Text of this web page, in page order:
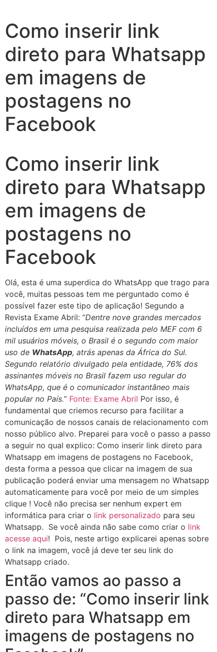
Como inserir link
direto para Whatsapp
em imagens de
postagens no
Facebook
Como inserir link
direto para Whatsapp
em imagens de
postagens no
Facebook
Olá, esta é uma superdica do WhatsApp que trago para
você, muitas pessoas tem me perguntado como é
possível fazer este tipo de aplicação! Segundo a
Revista Exame Abril: “Dentre nove grandes mercados
incluídos em uma pesquisa realizada pelo MEF com 6
mil usuários móveis, o Brasil é o segundo com maior
uso de WhatsApp, atrás apenas da África do Sul.
Segundo relatório divulgado pela entidade, 76% dos
assinantes móveis no Brasil fazem uso regular do
WhatsApp, que é o comunicador instantâneo mais
popular no País.” Fonte: Exame Abril Por isso, é
fundamental que criemos recurso para facilitar a
comunicação de nossos canais de relacionamento com
nosso público alvo. Preparei para você o passo a passo
a seguir no qual explico: Como inserir link direto para
Whatsapp em imagens de postagens no Facebook,
desta forma a pessoa que clicar na imagem de sua
publicação poderá enviar uma mensagem no Whatsapp
automaticamente para você por meio de um simples
clique ! Você não precisa ser nenhum expert em
informática para criar o link personalizado para seu
Whatsapp. Se você ainda não sabe como criar o link
acesse aqui! Pois, neste artigo explicarei apenas sobre
o link na imagem, você já deve ter seu link do
Whatsapp criado.
Então vamos ao passo a
passo de: “Como inserir link
direto para Whatsapp em
imagens de postagens no